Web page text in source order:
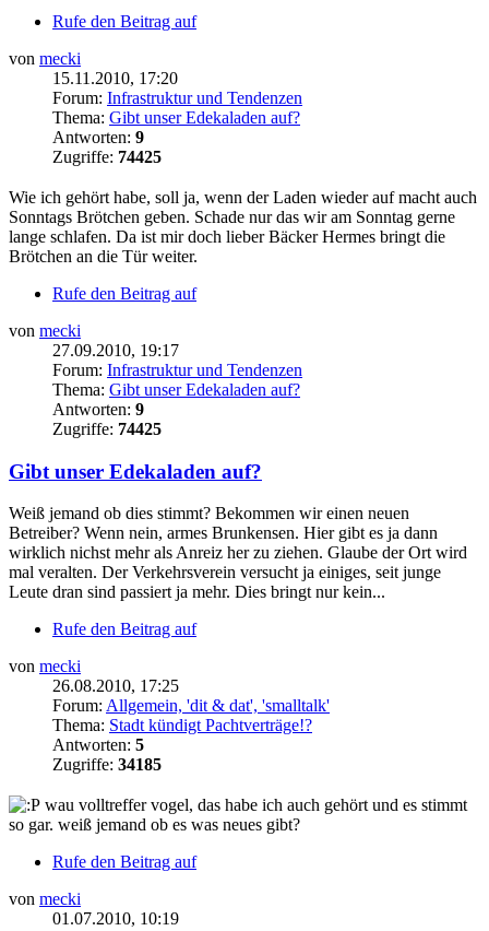
Rufe den Beitrag auf
von mecki
15.11.2010, 17:20
Forum: Infrastruktur und Tendenzen
Thema: Gibt unser Edekaladen auf?
Antworten: 9
Zugriffe: 74425
Wie ich gehört habe, soll ja, wenn der Laden wieder auf macht auch
Sonntags Brötchen geben. Schade nur das wir am Sonntag gerne
lange schlafen. Da ist mir doch lieber Bäcker Hermes bringt die
Brötchen an die Tür weiter.
Rufe den Beitrag auf
von mecki
27.09.2010, 19:17
Forum: Infrastruktur und Tendenzen
Thema: Gibt unser Edekaladen auf?
Antworten: 9
Zugriffe: 74425
Gibt unser Edekaladen auf?
Weiß jemand ob dies stimmt? Bekommen wir einen neuen
Betreiber? Wenn nein, armes Brunkensen. Hier gibt es ja dann
wirklich nichst mehr als Anreiz her zu ziehen. Glaube der Ort wird
mal veralten. Der Verkehrsverein versucht ja einiges, seit junge
Leute dran sind passiert ja mehr. Dies bringt nur kein...
Rufe den Beitrag auf
von mecki
26.08.2010, 17:25
Forum: Allgemein, 'dit & dat', 'smalltalk'
Thema: Stadt kündigt Pachtverträge!?
Antworten: 5
Zugriffe: 34185
wau volltreffer vogel, das habe ich auch gehört und es stimmt
so gar. weiß jemand ob es was neues gibt?
Rufe den Beitrag auf
von mecki
01.07.2010, 10:19